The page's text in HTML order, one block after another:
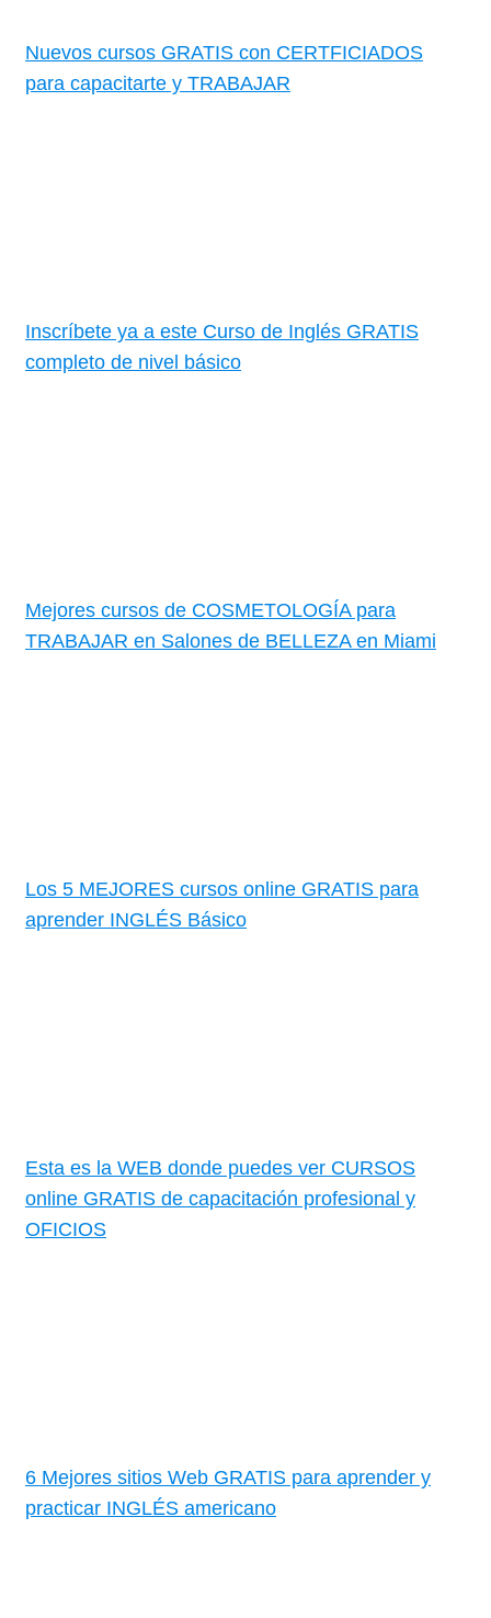
Nuevos cursos GRATIS con CERTFICIADOS
para capacitarte y TRABAJAR
Inscríbete ya a este Curso de Inglés GRATIS
completo de nivel básico
Mejores cursos de COSMETOLOGÍA para
TRABAJAR en Salones de BELLEZA en Miami
Los 5 MEJORES cursos online GRATIS para
aprender INGLÉS Básico
Esta es la WEB donde puedes ver CURSOS
online GRATIS de capacitación profesional y
OFICIOS
6 Mejores sitios Web GRATIS para aprender y
practicar INGLÉS americano